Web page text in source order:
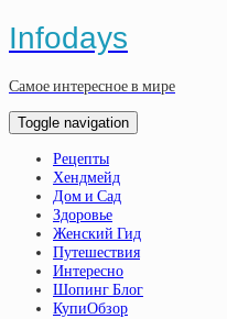
Infodays
Самое интересное в мире
Toggle navigation
Рецепты
Хендмейд
Дом и Сад
Здоровье
Женский Гид
Путешествия
Интересно
Шопинг Блог
КупиОбзор